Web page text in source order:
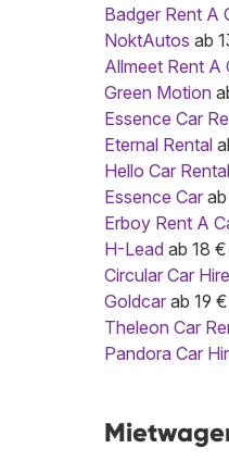
Badger Rent A
NoktAutos ab
Allmeet Rent A
Green Motion
Essence Car
Eternal Rental
Hello Car Rental
Essence Car
Erboy Rent A
H-Lead ab 18
Circular Car
Goldcar ab 19
Theleon Car
Pandora Car